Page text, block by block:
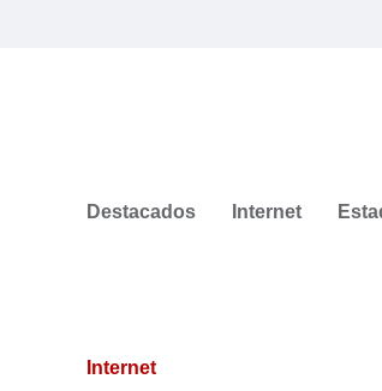
Destacados Internet
Internet